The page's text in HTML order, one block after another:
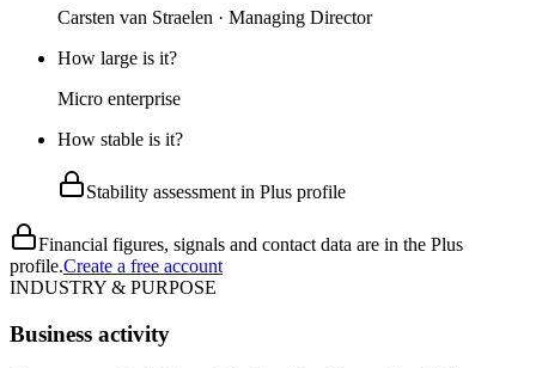
Carsten van Straelen · Managing Director
How large is it?
Micro enterprise
How stable is it?
Stability assessment in Plus profile
Financial figures, signals and contact data are in the Plus
profile.Create a free account
INDUSTRY & PURPOSE
Business activity